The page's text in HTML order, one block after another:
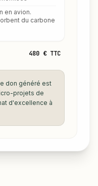
en avion.
du carbone
480 € TTC
don généré est
projets de
d'excellence à